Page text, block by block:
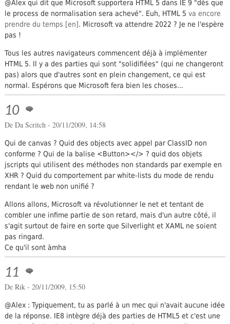
@Alex qui dit que Microsoft supportera HTML 5 dans IE 9 "dès que
le process de normalisation sera achevé". Euh, HTML 5 va encore
prendre du temps
. Microsoft va attendre 2022 ? Je ne l'espère
pas !
Tous les autres navigateurs commencent déjà à implémenter
HTML 5. Il y a des parties qui sont "solidifiées" (qui ne changeront
pas) alors que d'autres sont en plein changement, ce qui est
normal. Espérons que Microsoft fera bien les choses...
10
De Da Scritch- 20/11/2009, 14:58
Qui de canvas ? Quid des objects avec appel par ClassID non
conforme ? Qui de la balise <Button></> ? quid dos objets
jscripts qui utilisent des méthodes non standards par exemple en
XHR ? Quid du comportement par white-lists du mode de rendu
rendant le web non unifié ?
Allons allons, Microsoft va révolutionner le net et tentant de
combler une infime partie de son retard, mais d'un autre côté, il
s'agit surtout de faire en sorte que Silverlight et XAML ne soient
pas ringard.
Ce qu'il sont àmha
11
De Rik- 20/11/2009, 15:50
@Alex : Typiquement, tu as parlé à un mec qui n'avait aucune idée
de la réponse. IE8 intègre déjà des parties de HTML5 et c'est une